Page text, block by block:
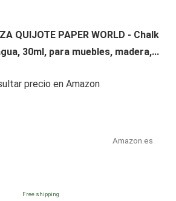
QUIJOTE PAPER WORLD - Chalk
30ml, para muebles, madera,...
precio en Amazon
Amazon.es
Free shipping